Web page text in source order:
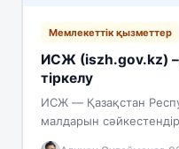
Мемлекеттік қызметтер
ИСЖ (iszh.gov.kz) –
тіркелу
ИСЖ — Қазақстан
малдарын
операторы — ҚР Ауыл